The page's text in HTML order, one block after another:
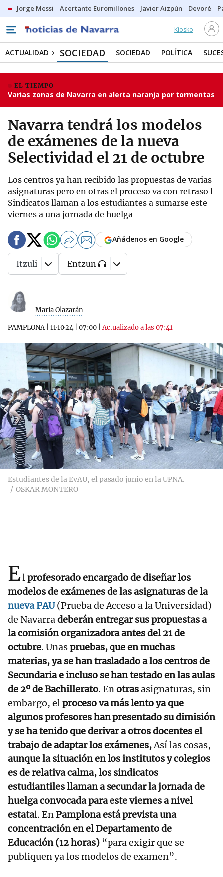
Jorge Messi Acertante Euromillones Javier Aizpún Devoré
Kiosko
ACTUALIDAD SOCIEDAD SOCIEDAD POLÍTICA
EL TIEMPO
Varias zonas de Navarra en alerta naranja por tormentas
Navarra tendrá los modelos
de exámenes de la nueva
Selectividad el 21 de octubre
Los centros ya han recibido las propuestas de varias
asignaturas pero en otras el proceso va con retraso l
Sindicatos llaman a los estudiantes a sumarse este
viernes a una jornada de huelga
María Olazarán
PAMPLONA| 11·10·24 07:00 |Actualizado a las 07:41
Añádenos en Google
Itzuli Entzun
Estudiantes de la EvAU, el pasado junio en la UPNA.
OSKAR MONTERO
Elprofesorado encargado de diseñar los
modelos de exámenes de las asignaturas de la
nueva PAU (Prueba de Acceso a la Universidad)
de Navarradeberán entregar sus propuestas a
la comisión organizadora antes del 21 de
octubre. Unaspruebas, que en muchas
materias, ya se han trasladado a los centros de
Secundaria e incluso se han testado en las aulas
de 2º de Bachillerato. Enotrasasignaturas, sin
embargo, elproceso va más lento ya que
algunos profesores han presentado su dimisión
y se ha tenido que derivar a otros docentes el
trabajo de adaptar los exámenes,Así las cosas,
aunque la situación en los institutos y colegios
es de relativa calma, los sindicatos
estudiantiles llaman a secundar la jornada de
huelga convocada para este viernes a nivel
estatal. EnPamplona está prevista una
concentración en el Departamento de
Educación (12 horas) “para exigir que se
publiquen ya los modelos de examen”.